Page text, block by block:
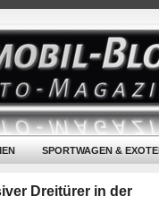
SPORTWAGEN &
Dreitürer in der